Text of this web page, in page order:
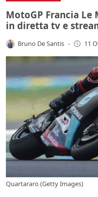
MotoGP Francia Le
in diretta tv e
Bruno De Santis - 11
Quartararo (Getty Images)